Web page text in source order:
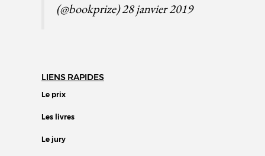
(@bookprize)28 janvier 2019
LIENS RAPIDES
Le prix
Les livres
Le jury